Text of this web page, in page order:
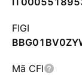
FIGI
Mã CFI